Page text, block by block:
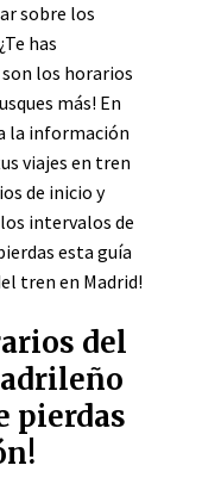
sobre los
has
los horarios
más! En
la información
viajes en tren
de inicio y
intervalos de
esta guía
tren en Madrid!
del
pierdas